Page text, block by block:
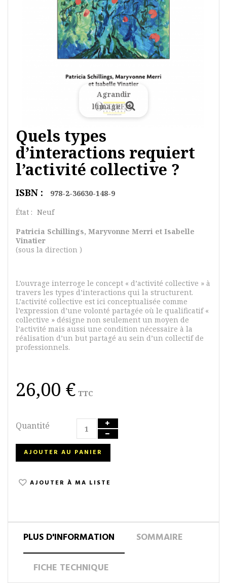
Agrandir
l'image
Quels types
d’interactions requiert
l’activité collective ?
ISBN :
978-2-36630-148-9
État : Neuf
Patricia Schillings, Maryvonne Merri et Isabelle
Vinatier
(sous la direction )
L’ouvrage interroge le concept « d’activité collective » à
travers les types d’interactions qui la structurent.
L’activité collective est ici conceptualisée comme
l’expression d’une volonté partagée où le qualificatif «
collective » désigne non seulement un moyen de
l’activité mais aussi une condition nécessaire à la
réalisation d’un but partagé au sein d’un collectif de
professionnels.
26,00 € TTC
Quantité
AJOUTER AU PANIER
AJOUTER À MA LISTE
PLUS D'INFORMATION SOMMAIRE
FICHE TECHNIQUE